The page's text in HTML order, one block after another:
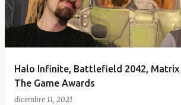
Halo Infinite, Battlefield 2042, Matrix
The Game Awards
dicembre 11, 2021